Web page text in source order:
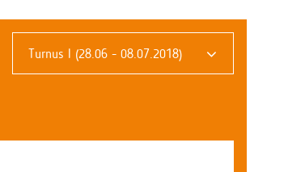
Turnus I (28.06 - 08.07.2018)